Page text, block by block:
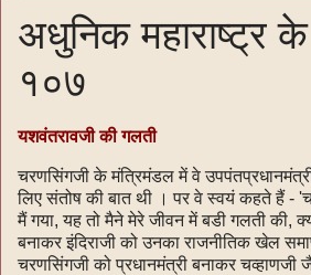
अधुनिक महाराष्ट्र
१०७
यशवंतरावजी की गलती
चरणसिंगजी के मंत्रिमंडल में वे
लिए संतोष की बात थी । पर वे स्वयं कहते हैं -
मैं गया, यह तो मैने मेरे जीवन में बडी गलती की,
बनाकर इंदिराजी को उनका राजनीतिक खेल
चरणसिंगजी को प्रधानमंत्री बनाकर